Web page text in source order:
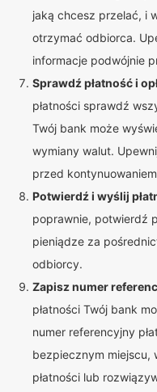
jaką chcesz przelać, i
otrzymać odbiorca.
informacje podwójnie
Sprawdź płatność i
płatności sprawdź
Twój bank może
wymiany walut.
przed
Potwierdź i wyślij
poprawnie, potwierdź
pieniądze za
odbiorcy.
Zapisz numer
płatności Twój bank
numer referencyjny
bezpiecznym miejscu,
płatności lub